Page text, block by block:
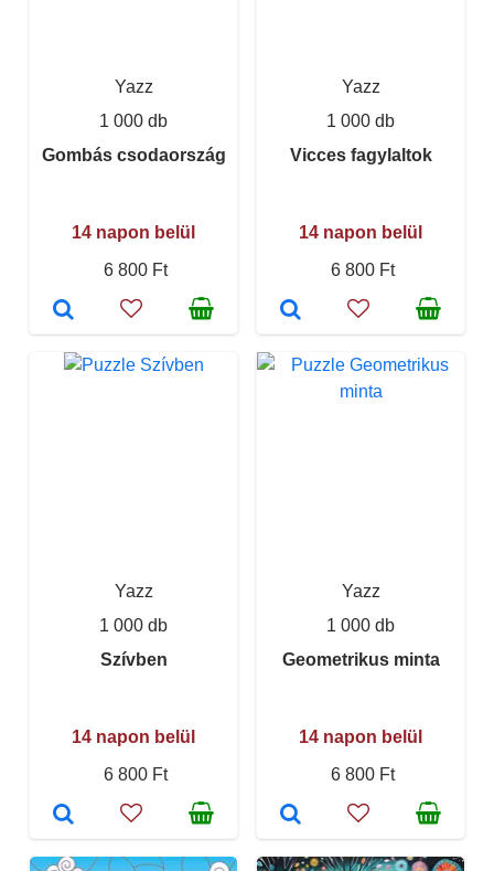
Yazz
1 000 db
Gombás csodaország
14 napon belül
6 800 Ft
Yazz
1 000 db
Vicces fagylaltok
14 napon belül
6 800 Ft
Yazz
1 000 db
Szívben
14 napon belül
6 800 Ft
Yazz
1 000 db
Geometrikus minta
14 napon belül
6 800 Ft